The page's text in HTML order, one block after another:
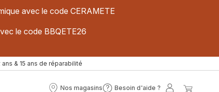
avec le code CERAMETE
le code BBQETE26
ans & 15 ans de réparabilité
Nos magasins Besoin d'aide ?